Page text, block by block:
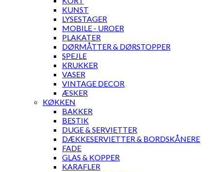
KUNST
LYSESTAGER
MOBILE - UROER
PLAKATER
DØRMÅTTER & DØRSTOPPER
SPEJLE
KRUKKER
VASER
VINTAGE DECOR
ÆSKER
KØKKEN
BAKKER
BESTIK
DUGE & SERVIETTER
DÆKKESERVIETTER & BORDSKÅNERE
FADE
GLAS & KOPPER
KARAFLER